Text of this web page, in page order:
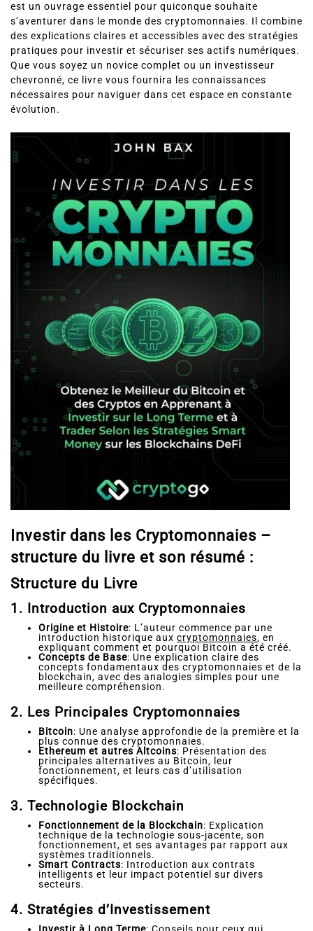
est un ouvrage essentiel pour quiconque souhaite
s’aventurer dans le monde des cryptomonnaies. Il combine
des explications claires et accessibles avec des stratégies
pratiques pour investir et sécuriser ses actifs numériques.
Que vous soyez un novice complet ou un investisseur
chevronné, ce livre vous fournira les connaissances
nécessaires pour naviguer dans cet espace en constante
évolution.
Investir dans les Cryptomonnaies –
structure du livre et son résumé :
Structure du Livre
1. Introduction aux Cryptomonnaies
Origine et Histoire: L’auteur commence par une
introduction historique aux cryptomonnaies, en
expliquant comment et pourquoi Bitcoin a été créé.
Concepts de Base: Une explication claire des
concepts fondamentaux des cryptomonnaies et de la
blockchain, avec des analogies simples pour une
meilleure compréhension.
2. Les Principales Cryptomonnaies
Bitcoin: Une analyse approfondie de la première et la
plus connue des cryptomonnaies.
Ethereum et autres Altcoins: Présentation des
principales alternatives au Bitcoin, leur
fonctionnement, et leurs cas d’utilisation
spécifiques.
3. Technologie Blockchain
Fonctionnement de la Blockchain: Explication
technique de la technologie sous-jacente, son
fonctionnement, et ses avantages par rapport aux
systèmes traditionnels.
Smart Contracts: Introduction aux contrats
intelligents et leur impact potentiel sur divers
secteurs.
4. Stratégies d’Investissement